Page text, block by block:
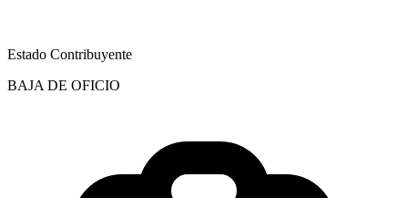
Estado Contribuyente
BAJA DE OFICIO